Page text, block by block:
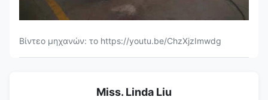
Βίντεο μηχανών: το https://youtu.be/ChzXjzImwdg
Miss. Linda Liu